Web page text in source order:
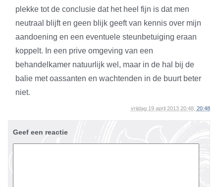
plekke tot de conclusie dat het heel fijn is dat men
neutraal blijft en geen blijk geeft van kennis over mijn
aandoening en een eventuele steunbetuiging eraan
koppelt. In een prive omgeving van een
behandelkamer natuurlijk wel, maar in de hal bij de
balie met oassanten en wachtenden in de buurt beter
niet.
vrijdag 19 april 2013 20:48, 20:48
Geef een reactie